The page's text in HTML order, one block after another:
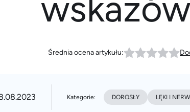
Średnia ocena artykułu:
Kategorie: DOROSŁY LĘKI I